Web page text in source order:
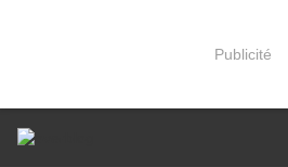
Publicité